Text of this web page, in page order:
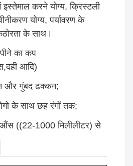
इस्तेमाल करने योग्य, क्रिस्टली
योग्य, पर्यावरण के
के साथ।
का कप
आदि)
और गुंबद ढक्कन;
के साथ छह रंगों तक;
((22-1000 मिलीलीटर) से